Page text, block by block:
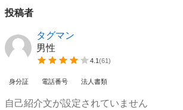
投稿者
タグマン
男性
4.1(61)
身分証 電話番号 法人書類
自己紹介文が設定されていません